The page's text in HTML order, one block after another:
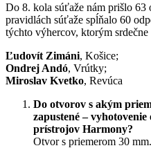
Do 8. kola súťaže nám prišlo 63
pravidlách súťaže spĺňalo 60
týchto výhercov, ktorým srdečne
Ľudovít Zimáni, Košice;
Ondrej Andó, Vrútky;
Miroslav Kvetko, Revúca
Do otvorov s akým
zapustené –
prístrojov Harmony?
Otvor s priemerom 30 mm.